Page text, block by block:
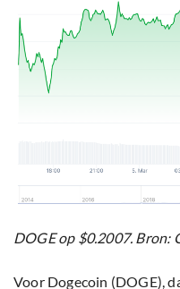
DOGE op $0.2007. Bron:
Voor Dogecoin (DOGE),